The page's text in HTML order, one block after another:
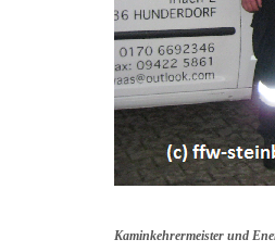
Kaminkehrermeister und